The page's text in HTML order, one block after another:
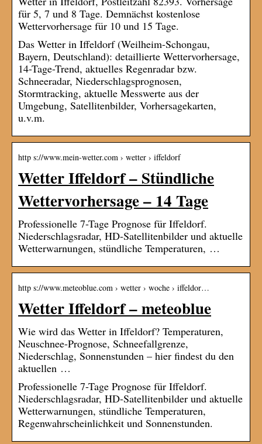
für 5, 7 und 8 Tage. Demnächst kostenlose
Wettervorhersage für 10 und 15 Tage.
Das Wetter in Iffeldorf (Weilheim-Schongau,
Bayern, Deutschland): detaillierte Wettervorhersage,
14-Tage-Trend, aktuelles Regenradar bzw.
Schneeradar, Niederschlagsprognosen,
Stormtracking, aktuelle Messwerte aus der
Umgebung, Satellitenbilder, Vorhersagekarten,
u.v.m.
http s://www.mein-wetter.com › wetter › iffeldorf
Wetter Iffeldorf – Stündliche
Wettervorhersage – 14 Tage
Professionelle 7-Tage Prognose für Iffeldorf.
Niederschlagsradar, HD-Satellitenbilder und aktuelle
Wetterwarnungen, stündliche Temperaturen, …
http s://www.meteoblue.com › wetter › woche › iffeldor…
Wetter Iffeldorf – meteoblue
Wie wird das Wetter in Iffeldorf? Temperaturen,
Neuschnee-Prognose, Schneefallgrenze,
Niederschlag, Sonnenstunden – hier findest du den
aktuellen …
Professionelle 7-Tage Prognose für Iffeldorf.
Niederschlagsradar, HD-Satellitenbilder und aktuelle
Wetterwarnungen, stündliche Temperaturen,
Regenwahrscheinlichkeit und Sonnenstunden.